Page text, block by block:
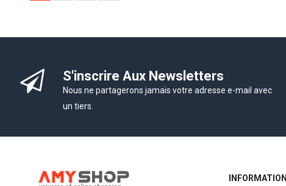
S'inscrire Aux Newsletters
Nous ne partagerons jamais votre adresse e-mail avec
un tiers.
INFORMATION